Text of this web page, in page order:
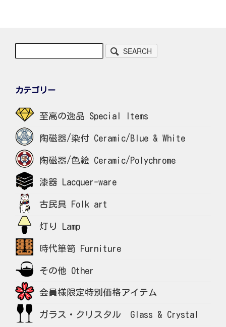
SEARCH
カテゴリー
至高の逸品 Special Items
陶磁器/染付 Ceramic/Blue & White
陶磁器/色絵 Ceramic/Polychrome
漆器 Lacquer-ware
古民具 Folk art
灯り Lamp
時代箪笥 Furniture
その他 Other
会員様限定特別価格アイテム
ガラス・クリスタル Glass & Crystal